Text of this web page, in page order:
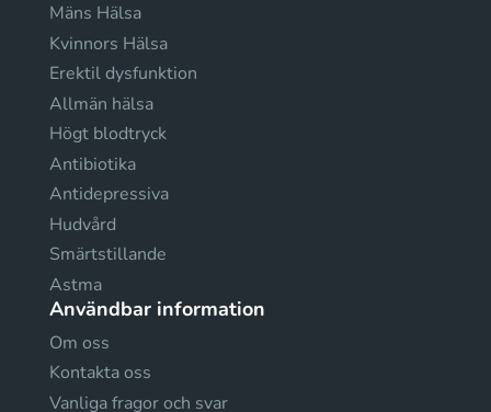
Mäns Hälsa
Kvinnors Hälsa
Erektil dysfunktion
Allmän hälsa
Högt blodtryck
Antibiotika
Antidepressiva
Hudvård
Smärtstillande
Astma
Användbar information
Om oss
Kontakta oss
Vanliga fragor och svar